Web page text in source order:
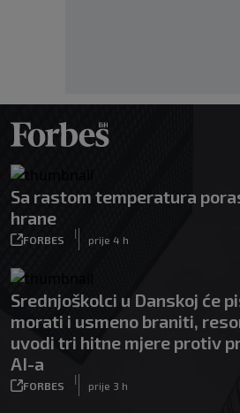
Sa rastom temperatura
hrane
FORBES
|
prije 4 h
Srednjoškolci u Danskoj će
morati i usmeno braniti,
uvodi tri hitne mjere protiv
AI-a
FORBES
|
prije 3 h